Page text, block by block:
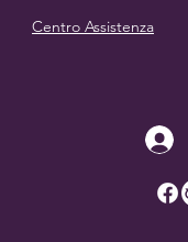
Centro Assistenza